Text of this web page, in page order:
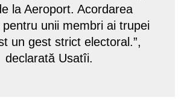
la Aeroport. Acordarea
unii membri ai trupei
un gest strict electoral.”,
declarată Usatîi.